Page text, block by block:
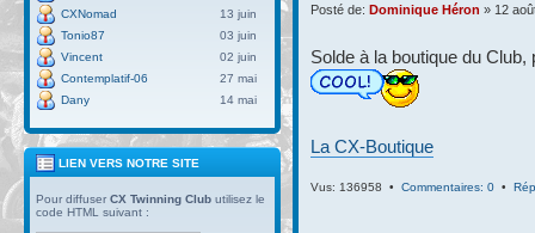
CXNomad
13 juin
Tonio87
03 juin
Vincent
02 juin
Contemplatif-06
27 mai
Dany
14 mai
LIEN VERS NOTRE SITE
Pour diffuser CX Twinning Club utilisez le
code HTML suivant :
Posté de: Dominique Héron » 12
Solde à la boutique du
La CX-Boutique
Vus: 136958 • Commentaires: 0 •